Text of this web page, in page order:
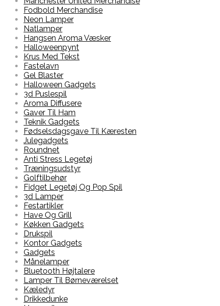
Fodbold Merchandise
Neon Lamper
Natlamper
Hangsen Aroma Væsker
Halloweenpynt
Krus Med Tekst
Fastelavn
Gel Blaster
Halloween Gadgets
3d Puslespil
Aroma Diffusere
Gaver Til Ham
Teknik Gadgets
Fødselsdagsgave Til Kæresten
Julegadgets
Roundnet
Anti Stress Legetøj
Træningsudstyr
Golftilbehør
Fidget Legetøj Og Pop Spil
3d Lamper
Festartikler
Have Og Grill
Køkken Gadgets
Drukspil
Kontor Gadgets
Gadgets
Månelamper
Bluetooth Højtalere
Lamper Til Børneværelset
Kæledyr
Drikkedunke